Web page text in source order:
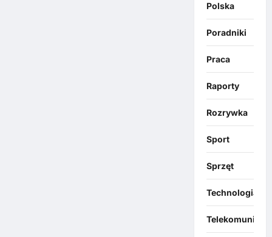
Polska
Poradniki
Praca
Raporty
Rozrywka
Sport
Sprzęt
Technologia